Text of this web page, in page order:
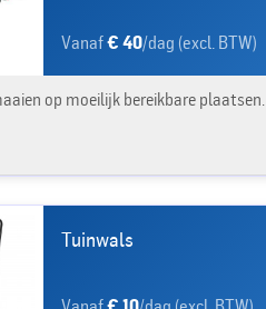
Vanaf€ 40/dag (excl. BTW)
op moeilijk bereikbare plaatsen.
Tuinwals